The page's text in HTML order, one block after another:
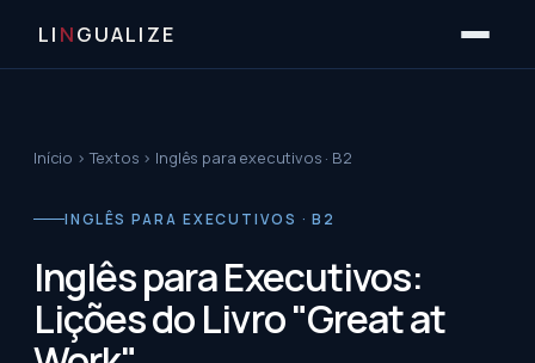
LI NGUALIZE
Início ›Textos › Inglês para executivos · B2
INGLÊS PARA EXECUTIVOS · B2
Inglês para Executivos:
Lições do Livro "Great at